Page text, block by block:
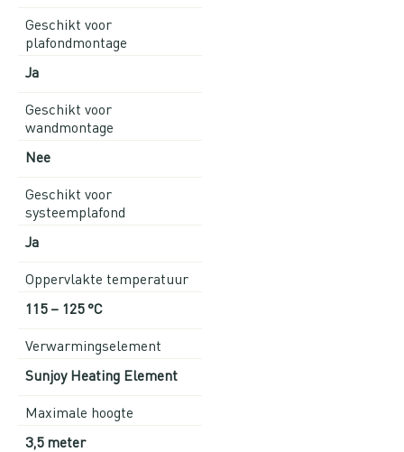
Geschikt voor
plafondmontage
Ja
Geschikt voor
wandmontage
Nee
Geschikt voor
systeemplafond
Ja
Oppervlakte temperatuur
115 – 125 °C
Verwarmingselement
Sunjoy Heating Element
Maximale hoogte
3,5 meter